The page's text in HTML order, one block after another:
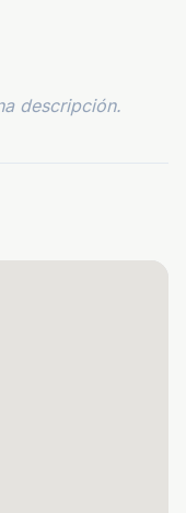
descripción.